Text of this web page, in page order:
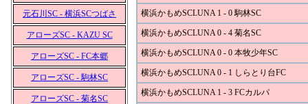
元石川SC - 横浜SCつばさ
アローズSC - KAZU SC
アローズSC - FC本郷
アローズSC - 駒林SC
アローズSC - 菊名SC
横浜かもめSCLUNA 1 - 0 駒林SC
横浜かもめSCLUNA 0 - 4 菊名SC
横浜かもめSCLUNA 0 - 0 本牧少年SC
横浜かもめSCLUNA 0 - 1 しらとり台FC
横浜かもめSCLUNA 1 - 3 FCカルパ